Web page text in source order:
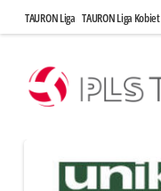
TAURON Liga TAURON Liga Kobiet